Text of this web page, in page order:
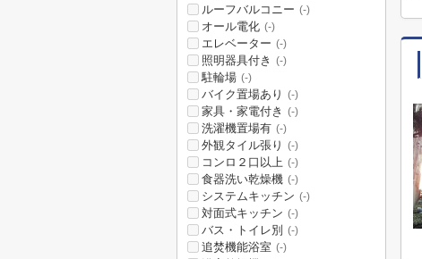
ルーフバルコニー (-)
オール電化 (-)
エレベーター (-)
照明器具付き (-)
駐輪場 (-)
バイク置場あり (-)
家具・家電付き (-)
洗濯機置場有 (-)
外観タイル張り (-)
コンロ２口以上 (-)
食器洗い乾燥機 (-)
システムキッチン (-)
対面式キッチン (-)
バス・トイレ別 (-)
追焚機能浴室 (-)